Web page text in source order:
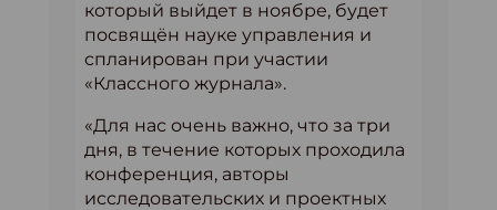
который выйдет в ноябре, будет
посвящён науке управления и
спланирован при участии
«Классного журнала».
«Для нас очень важно, что за три
дня, в течение которых проходила
конференция, авторы
исследовательских и проектных